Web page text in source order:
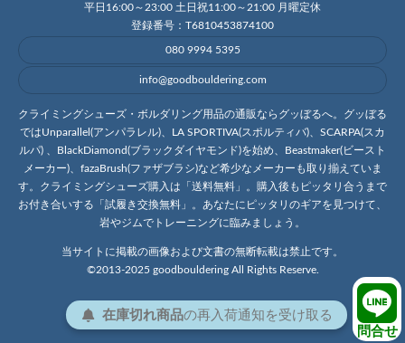
問合せ
平日16:00～23:00 土日祝11:00～21:00 月曜定休
登録番号：T6810453874100
080 9994 5395
info@goodbouldering.com
クライミングシューズ・ボルダリング用品の通販ならグッぼるへ。グッぼる
ではUnparallel(アンパラレル)、LA SPORTIVA(スポルティバ)、SCARPA(スカ
ルパ) 、BlackDiamond(ブラックダイヤモンド)を始め、Beastmaker(ビースト
メーカー)、fazaBrush(ファザブラシ)など希少なメーカーも取り揃えていま
す。クライミングシューズ購入は「送料無料」。購入後もピッタリ合うまで
お付き合いする「試履き交換無料」。あなたにピッタリのギアを見つけて、
岩やジムでトレーニングに臨みましょう。
当サイトに掲載の画像および文書の無断転載は禁止です。
©2013-2025 goodbouldering All Rights Reserve.
在庫切れ商品の再入荷通知を受け取る